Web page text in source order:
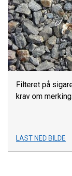
Filteret på
krav om
LAST NED BILDE